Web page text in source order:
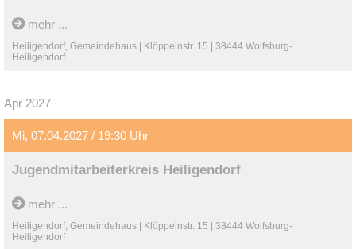
mehr ...
Heiligendorf, Gemeindehaus | Klöppelnstr. 15 | 38444 Wolfsburg-
Heiligendorf
Apr 2027
Mi, 07.04.2027 / 19:30 Uhr
Jugendmitarbeiterkreis Heiligendorf
mehr ...
Heiligendorf, Gemeindehaus | Klöppelnstr. 15 | 38444 Wolfsburg-
Heiligendorf